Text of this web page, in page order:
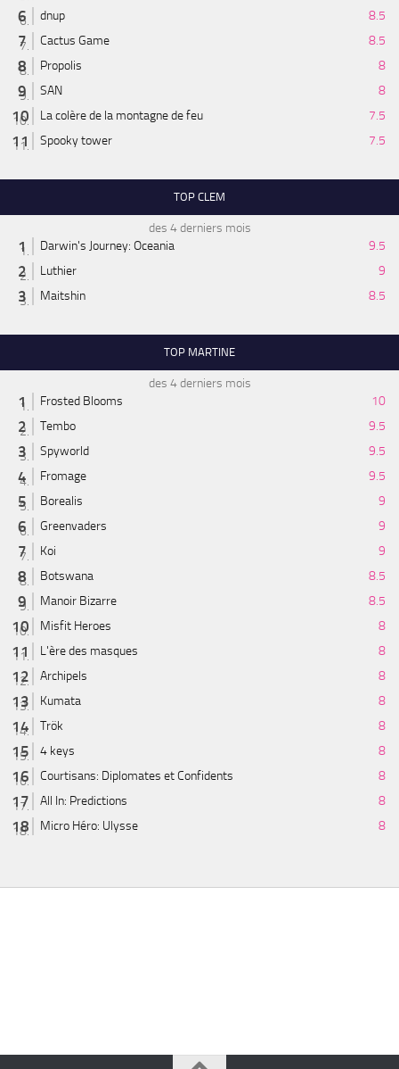
dnup
8.5
Cactus Game
8.5
Propolis
8
SAN
8
La colère de la montagne de feu
7.5
Spooky tower
7.5
TOP CLEM
des 4 derniers mois
Darwin's Journey: Oceania
9.5
Luthier
9
Maitshin
8.5
TOP MARTINE
des 4 derniers mois
Frosted Blooms
10
Tembo
9.5
Spyworld
9.5
Fromage
9.5
Borealis
9
Greenvaders
9
Koi
9
Botswana
8.5
Manoir Bizarre
8.5
Misfit Heroes
8
L'ère des masques
8
Archipels
8
Kumata
8
Trök
8
4 keys
8
Courtisans: Diplomates et Confidents
8
All In: Predictions
8
Micro Héro: Ulysse
8